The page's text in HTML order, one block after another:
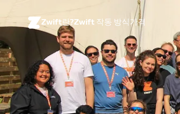
Zwift란?Zwift 작동 방식 가격